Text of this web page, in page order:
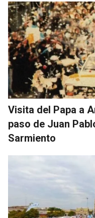
Visita del Papa a
paso de Juan
Sarmiento